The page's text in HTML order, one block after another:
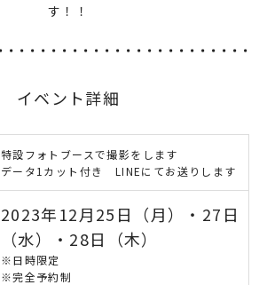
す！！
イベント詳細
特設フォトブースで撮影をします
データ1カット付き LINEにてお送りします
2023年12月25日（月）・27日
（水）・28日（木）
※日時限定
※完全予約制